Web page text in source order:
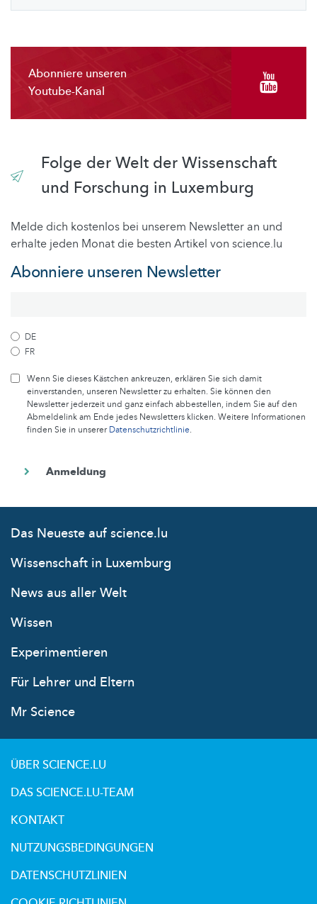
Abonniere unseren
Youtube-Kanal
Folge der Welt der Wissenschaft
und Forschung in Luxemburg
Melde dich kostenlos bei unserem Newsletter an und
erhalte jeden Monat die besten Artikel von science.lu
Abonniere unseren Newsletter
DE
FR
Wenn Sie dieses Kästchen ankreuzen, erklären Sie sich damit
einverstanden, unseren Newsletter zu erhalten. Sie können den
Newsletter jederzeit und ganz einfach abbestellen, indem Sie auf den
Abmeldelink am Ende jedes Newsletters klicken. Weitere Informationen
finden Sie in unsererDatenschutzrichtlinie.
Das Neueste auf science.lu
Wissenschaft in Luxemburg
News aus aller Welt
Wissen
Experimentieren
Für Lehrer und Eltern
Mr Science
ÜBER SCIENCE.LU
DAS SCIENCE.LU-TEAM
KONTAKT
NUTZUNGSBEDINGUNGEN
DATENSCHUTZLINIEN